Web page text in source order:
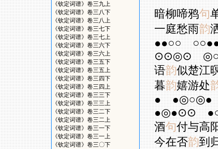
《钦定词谱》卷三九上
《钦定词谱》卷三八下
《钦定词谱》卷三八上
《钦定词谱》卷三七下
《钦定词谱》卷三七上
《钦定词谱》卷三六下
《钦定词谱》卷三六上
《钦定词谱》卷三五下
《钦定词谱》卷三五上
《钦定词谱》卷三四下
《钦定词谱》卷三四上
《钦定词谱》卷三三下
《钦定词谱》卷三三上
《钦定词谱》卷三二下
《钦定词谱》卷三二上
《钦定词谱》卷三一下
《钦定词谱》卷三一上
《钦定词谱》卷三〇下
暗柳啼鸦句
一庭愁雨韵
●●○○
⊙⊙◎⊙
语韵似楚江
暮韵嬉游处
●
●◎○◎●
●◎●⊙⊙
酒句付与高
今在否韵到